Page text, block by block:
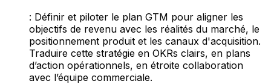
: Définir et piloter le plan GTM pour aligner les
objectifs de revenu avec les réalités du marché, le
positionnement produit et les canaux d'acquisition.
Traduire cette stratégie en OKRs clairs, en plans
d’action opérationnels, en étroite collaboration
avec l’équipe commerciale.